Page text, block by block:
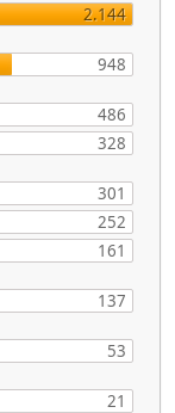
2.144
948
486
328
301
252
161
137
53
21